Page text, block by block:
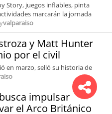
Story, juegos inflables, pinta
marcarán la jornada
valparaiso
y Matt Hunter
por el civil
en marzo, selló su historia de
impulsar
el Arco Británico